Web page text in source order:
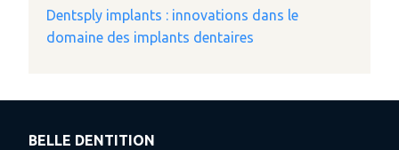
Dentsply implants : innovations dans le
domaine des implants dentaires
BELLE DENTITION